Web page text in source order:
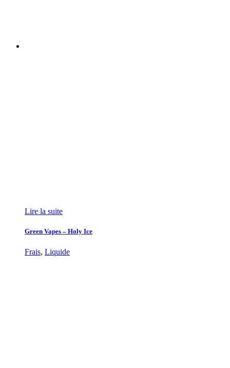
Lire la suite
Green Vapes – Holy Ice
Frais, Liquide